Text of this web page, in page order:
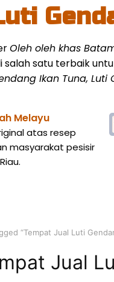
Oleh oleh khas
salah satu terbaik
Ikan Tuna, Luti
Melayu
atas resep
masyarakat pesisir
“Tempat Jual Luti
Jual